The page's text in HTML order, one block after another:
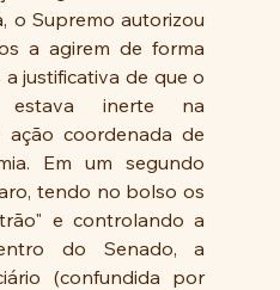
o Supremo autorizou
a agirem de forma
justificativa de que o
estava inerte na
ação coordenada de
Em um segundo
tendo no bolso os
e controlando a
do Senado, a
(confundida por